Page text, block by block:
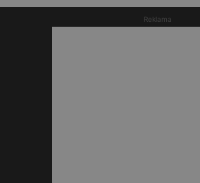
Reklama